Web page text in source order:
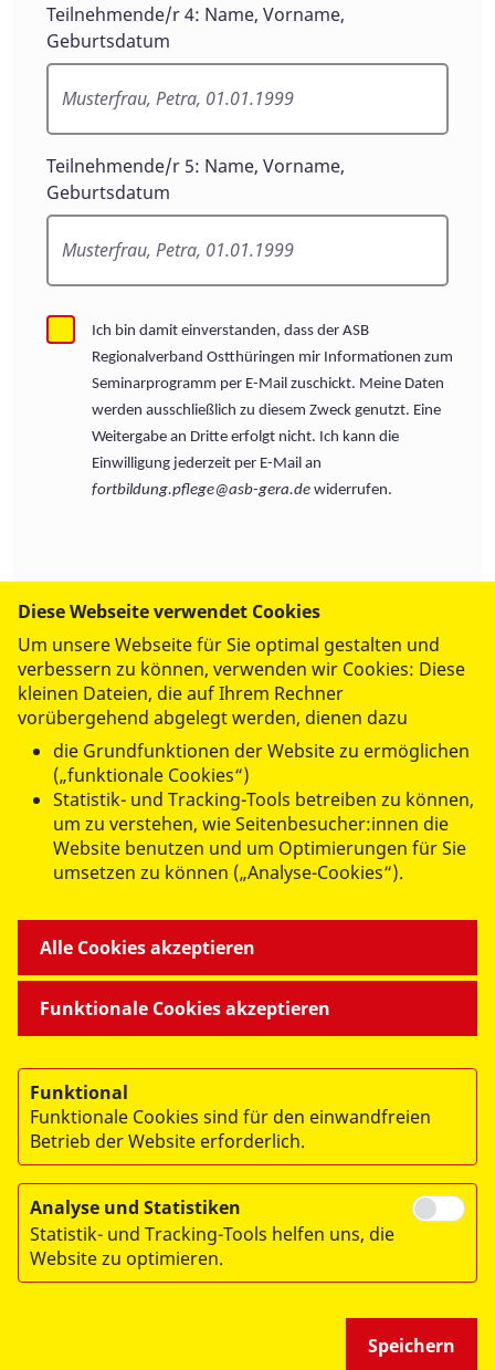
Teilnehmende/r 4: Name, Vorname,
Geburtsdatum
Teilnehmende/r 5: Name, Vorname,
Geburtsdatum
Ich bin damit einverstanden, dass der ASB
Regionalverband Ostthüringen mir Informationen zum
Seminarprogramm per E-Mail zuschickt. Meine Daten
werden ausschließlich zu diesem Zweck genutzt. Eine
Weitergabe an Dritte erfolgt nicht. Ich kann die
Einwilligung jederzeit per E-Mail an
fortbildung.pflege@asb-gera.de widerrufen.
Absenden und verbindlich anmelden!
Teilnahmebedingungen
( PDF / 295,62 KB )
Datenschutzinformation
( PDF / 419,52 KB )
© 2026 ASB Regionalverband Ostthüringen e.V.
Impressum
Datenschutz
Hinweisgeberschutz
Diese Webseite verwendet Cookies
Um unsere Webseite für Sie optimal gestalten und
verbessern zu können, verwenden wir Cookies: Diese
kleinen Dateien, die auf Ihrem Rechner
vorübergehend abgelegt werden, dienen dazu
die Grundfunktionen der Website zu ermöglichen
(„funktionale Cookies“)
Statistik- und Tracking-Tools betreiben zu können,
um zu verstehen, wie Seitenbesucher:innen die
Website benutzen und um Optimierungen für Sie
umsetzen zu können („Analyse-Cookies“).
Funktionale Cookies akzeptieren
Alle Cookies akzeptieren
Funktional
Funktionale Cookies sind für den einwandfreien
Betrieb der Website erforderlich.
Analyse und Statistiken
Statistik- und Tracking-Tools helfen uns, die
Website zu optimieren.
Speichern